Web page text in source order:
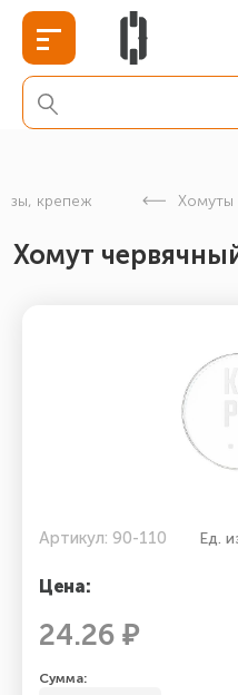
крепеж Хомуты
Хомут
Артикул: 90-110 Ед.
Цена:
24.26 ₽
Сумма: